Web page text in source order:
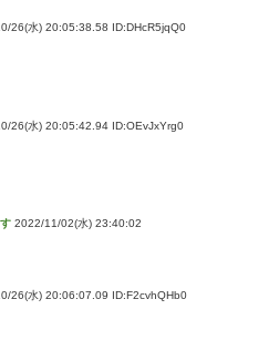
26(水) 20:05:38.58 ID:DHcR5jqQ0
26(水) 20:05:42.94 ID:OEvJxYrg0
2022/11/02(水) 23:40:02
26(水) 20:06:07.09 ID:F2cvhQHb0